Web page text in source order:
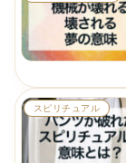
スピリチュアル